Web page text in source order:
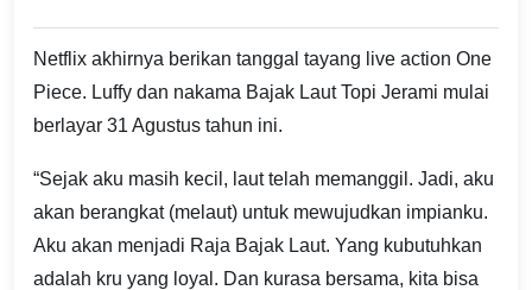
Netflix akhirnya berikan tanggal tayang live action One
Piece. Luffy dan nakama Bajak Laut Topi Jerami mulai
berlayar 31 Agustus tahun ini.
“Sejak aku masih kecil, laut telah memanggil. Jadi, aku
akan berangkat (melaut) untuk mewujudkan impianku.
Aku akan menjadi Raja Bajak Laut. Yang kubutuhkan
adalah kru yang loyal. Dan kurasa bersama, kita bisa